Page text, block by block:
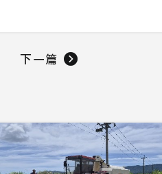
下一篇